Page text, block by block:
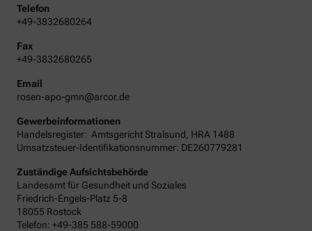
Telefon
+49-3832680264
Fax
+49-3832680265
Email
rosen-apo-gmn@arcor.de
Gewerbeinformationen
Handelsregister: Amtsgericht Stralsund HRA 1488
Umsatzsteuer-Identifikationsnummer: DE260779281
Zuständige Aufsichtsbehörde
Landesamt für Gesundheit und Soziales
Friedrich-Engels-Platz 5-8
18055 Rostock
Telefon: +49-385 588-59000